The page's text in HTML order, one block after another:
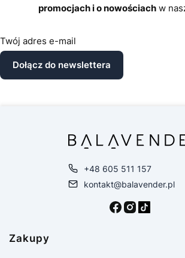
promocjach i o nowościachw
Twój adres e-mail
Dołącz do newslettera
+48 605 511 157
kontakt@balavender.pl
Linki w stopce
Zakupy